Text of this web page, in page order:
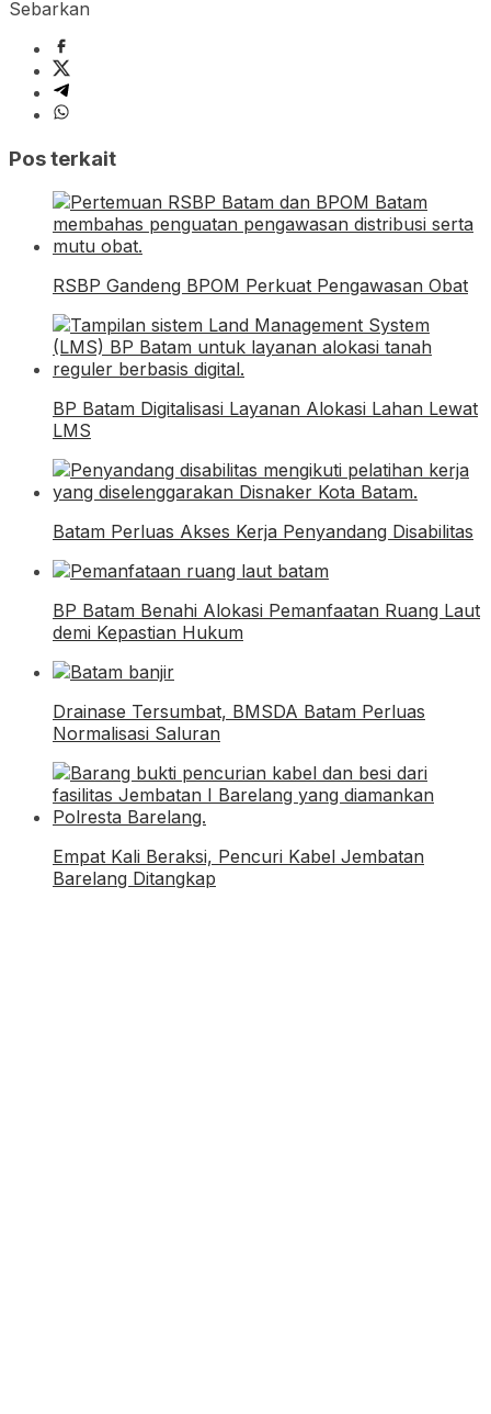
Sebarkan
Pos terkait
RSBP Gandeng BPOM Perkuat Pengawasan Obat
BP Batam Digitalisasi Layanan Alokasi Lahan Lewat
LMS
Batam Perluas Akses Kerja Penyandang Disabilitas
BP Batam Benahi Alokasi Pemanfaatan Ruang Laut
demi Kepastian Hukum
Drainase Tersumbat, BMSDA Batam Perluas
Normalisasi Saluran
Empat Kali Beraksi, Pencuri Kabel Jembatan
Barelang Ditangkap